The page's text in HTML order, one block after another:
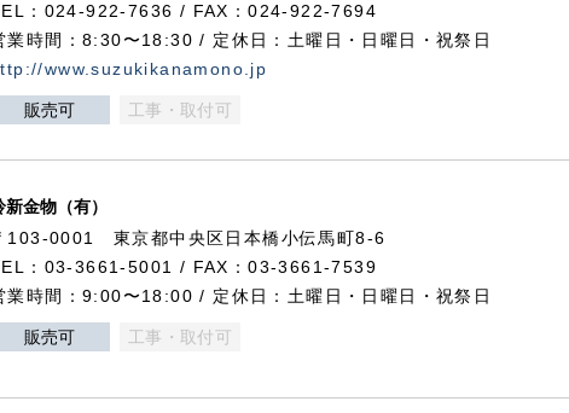
：024-922-7636 / FAX：024-922-7694
業時間：8:30〜18:30 / 定休日：土曜日・日曜日・祝祭日
www.suzukikanamono.jp
販売可 工事・取付可
新金物（有）
103-0001 東京都中央区日本橋小伝馬町8-6
：03-3661-5001 / FAX：03-3661-7539
業時間：9:00〜18:00 / 定休日：土曜日・日曜日・祝祭日
販売可 工事・取付可